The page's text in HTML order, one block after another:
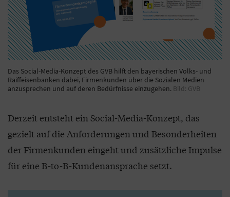
Das Social-Media-Konzept des GVB hilft den bayerischen Volks- und
Raiffeisenbanken dabei, Firmenkunden über die Sozialen Medien
anzusprechen und auf deren Bedürfnisse einzugehen. Bild: GVB
Derzeit entsteht ein Social-Media-Konzept, das
gezielt auf die Anforderungen und Besonderheiten
der Firmenkunden eingeht und zusätzliche Impulse
für eine B-to-B-Kundenansprache setzt.